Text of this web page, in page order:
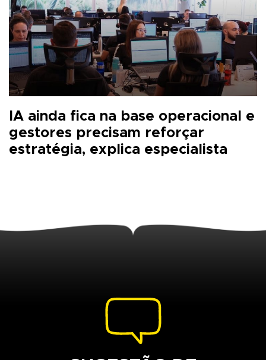
IA ainda fica na base operacional e
gestores precisam reforçar
estratégia, explica especialista